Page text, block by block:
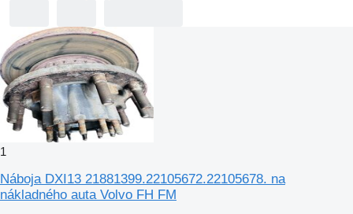
1
Náboja DXI13 21881399.22105672.22105678. na
nákladného auta Volvo FH FM